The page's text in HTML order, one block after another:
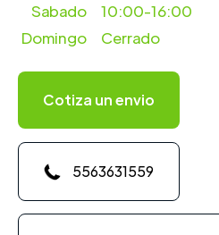
Sabado
10:00-16:00
Domingo
Cerrado
Cotiza un envio
5563631559